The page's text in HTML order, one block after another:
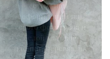
стильном
оформлении из
серого фоамерана и
белой матовой
плёнки, перевязан...